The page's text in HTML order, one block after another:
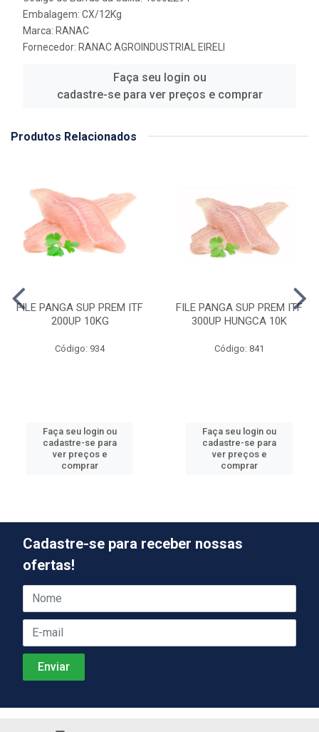
Embalagem: CX/12Kg
Marca: RANAC
Fornecedor: RANAC AGROINDUSTRIAL EIRELI
Faça seu login ou
cadastre-se para ver preços e comprar
Produtos Relacionados
FILE PANGA SUP PREM ITF
200UP 10KG
Código: 934
Faça seu login ou
cadastre-se para
ver preços e
comprar
FILE PANGA SUP PREM ITF
300UP HUNGCA 10K
Código: 841
Faça seu login ou
cadastre-se para
ver preços e
comprar
Cadastre-se para receber nossas
ofertas!